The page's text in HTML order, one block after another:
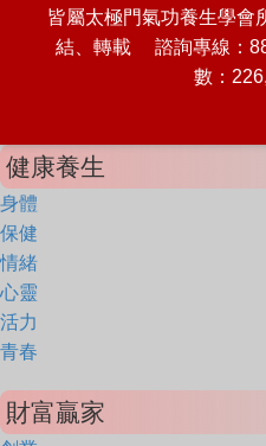
皆屬太極門氣功養生學會
結、轉載 諮詢專線：
數：
健康養生
身體
保健
情緒
心靈
活力
青春
財富贏家